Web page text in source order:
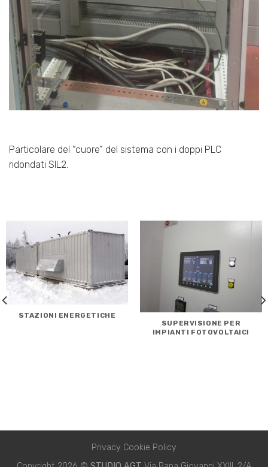
Particolare del “cuore” del sistema con i doppi PLC
ridondati SIL2.
STAZIONI ENERGETICHE
SUPERVISIONE PER
IMPIANTI FOTOVOLTAICI
Privacy Cookie Policy